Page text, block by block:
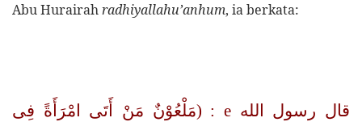
Abu Hurairahradhiyallahu’anhum, ia berkata:
قال رسول الله e : (مَلْعُوْنٌ مَنْ أَتَى امْرَأَةً فِى